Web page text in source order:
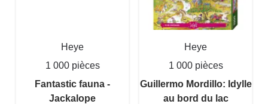
Heye
1 000 pièces
Fantastic fauna -
Jackalope
Heye
1 000 pièces
Guillermo Mordillo: Idylle
au bord du lac